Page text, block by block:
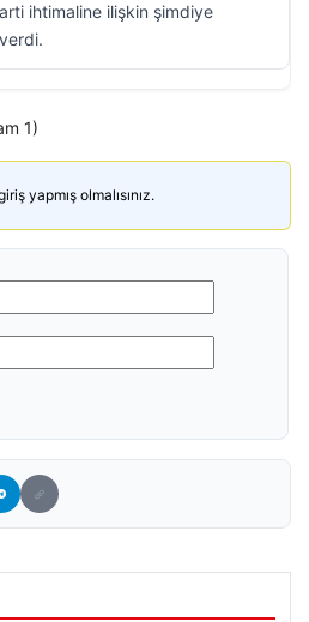
ihtimaline ilişkin şimdiye
1)
yapmış olmalısınız.